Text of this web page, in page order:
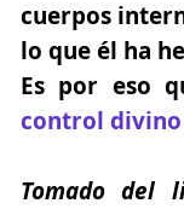
cuerpos
lo que él ha
Es por eso
control
Tomado del